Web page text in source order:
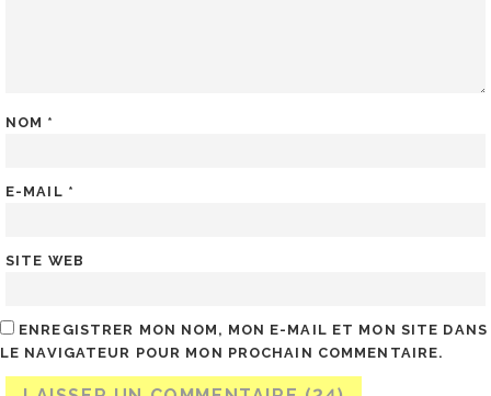
NOM *
E-MAIL *
SITE WEB
ENREGISTRER MON NOM, MON E-MAIL ET MON SITE DANS
LE NAVIGATEUR POUR MON PROCHAIN COMMENTAIRE.